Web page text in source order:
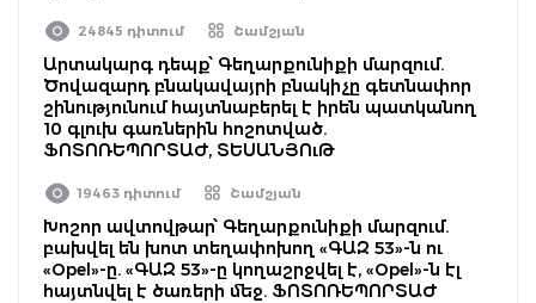
24845 դիտում Շամշյան
Արտակարգ դեպք՝ Գեղարքունիքի մարզում.
Ծովազարդ բնակավայրի բնակիչը գետնափոր
շինությունում հայտնաբերել է իրեն պատկանող
10 գլուխ գառներին հոշոտված.
ՖՈՏՈՌԵՊՈՐՏԱԺ, ՏԵՍԱՆՅՈւԹ
19463 դիտում Շամշյան
Խոշոր ավտովթար՝ Գեղարքունիքի մարզում.
բախվել են խոտ տեղափոխող «ԳԱԶ 53»-ն ու
«Opel»-ը. «ԳԱԶ 53»-ը կողաշրջվել է, «Opel»-ն էլ
հայտնվել է ծառերի մեջ. ՖՈՏՈՌԵՊՈՐՏԱԺ